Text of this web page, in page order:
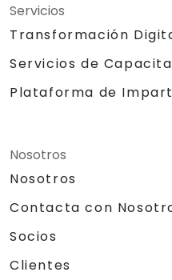
Servicios
Transformación
Servicios de
Plataforma de
Nosotros
Nosotros
Contacta con
Socios
Clientes